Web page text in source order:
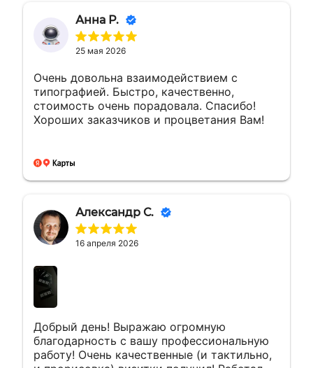
Анна Р.
25 мая 2026
Очень довольна взаимодействием с
типографией. Быстро, качественно,
стоимость очень порадовала. Спасибо!
Хороших заказчиков и процветания Вам!
Александр С.
16 апреля 2026
Добрый день! Выражаю огромную
благодарность с вашу профессиональную
работу! Очень качественные (и тактильно,